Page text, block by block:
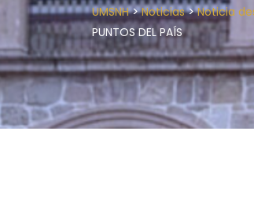
UMSNH>Noticias>Noticia
PUNTOS DEL PAÍS